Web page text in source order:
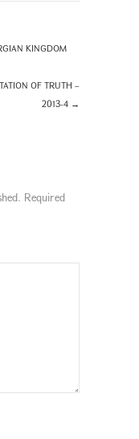
KINGDOM
OF TRUTH –
2013-4 →
Required